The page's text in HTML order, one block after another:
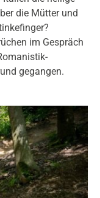
die Mütter und
im Gespräch
gegangen.